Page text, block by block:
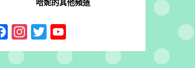
哈妮的其他頻道
Facebook
Instagram
Twitter
Channel